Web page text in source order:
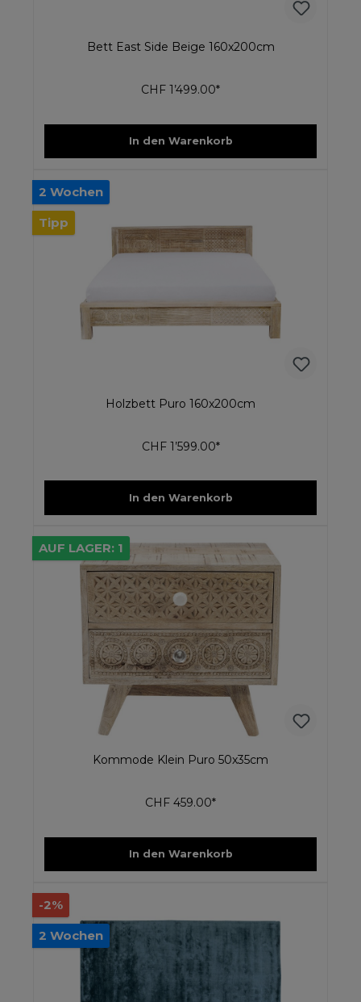
Bett East Side Beige 160x200cm
CHF 1’499.00*
In den Warenkorb
2 Wochen
Tipp
Holzbett Puro 160x200cm
CHF 1’599.00*
In den Warenkorb
AUF LAGER: 1
Kommode Klein Puro 50x35cm
CHF 459.00*
In den Warenkorb
-2%
2 Wochen